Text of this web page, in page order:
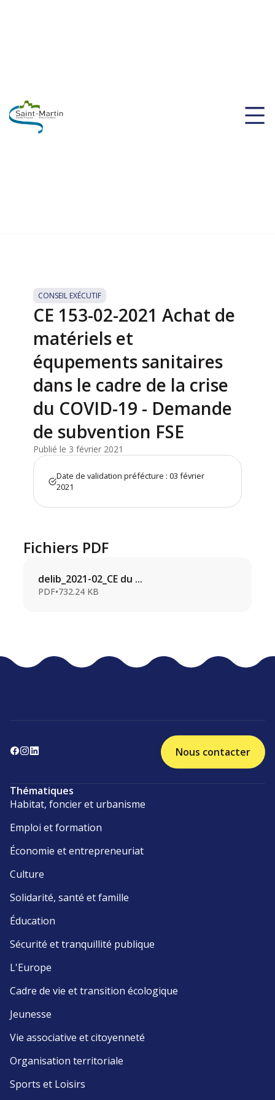
CONSEIL EXÉCUTIF
CE 153-02-2021 Achat de
matériels et
équpements sanitaires
dans le cadre de la crise
du COVID-19 - Demande
de subvention FSE
Publié le 3 février 2021
Date de validation préfécture : 03 février
2021
Fichiers PDF
delib_2021-02_CE du ...
PDF•732.24 KB
Nous contacter
Thématiques
Habitat, foncier et urbanisme
Emploi et formation
Économie et entrepreneuriat
Culture
Solidarité, santé et famille
Éducation
Sécurité et tranquillité publique
L'Europe
Cadre de vie et transition écologique
Jeunesse
Vie associative et citoyenneté
Organisation territoriale
Sports et Loisirs